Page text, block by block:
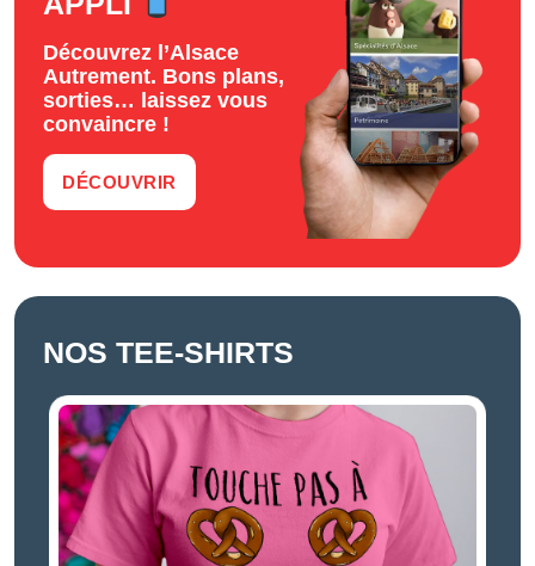
Découvrez l’Alsace
Autrement. Bons plans,
sorties… laissez vous
convaincre !
DÉCOUVRIR
NOS TEE-SHIRTS